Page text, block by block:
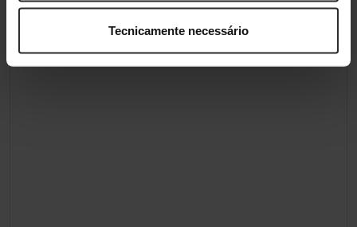
Tecnicamente necessário